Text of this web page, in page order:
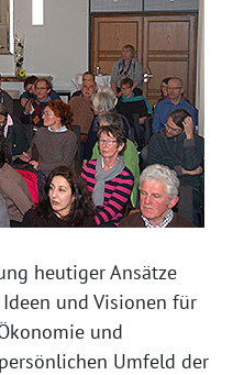
heutiger Ansätze
und Visionen für
und
Umfeld der